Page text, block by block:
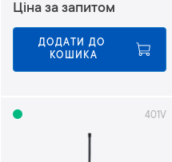
Ціна за запитом
ДОДАТИ ДО
КОШИКА
401V